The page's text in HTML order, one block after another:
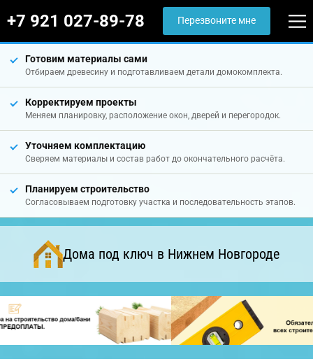
+7 921 027-89-78 Перезвоните мне
Готовим материалы сами
Отбираем древесину и подготавливаем детали домокомплекта.
Корректируем проекты
Меняем планировку, расположение окон, дверей и перегородок.
Уточняем комплектацию
Сверяем материалы и состав работ до окончательного расчёта.
Планируем строительство
Согласовываем подготовку участка и последовательность этапов.
Дома под ключ в Нижнем Новгороде